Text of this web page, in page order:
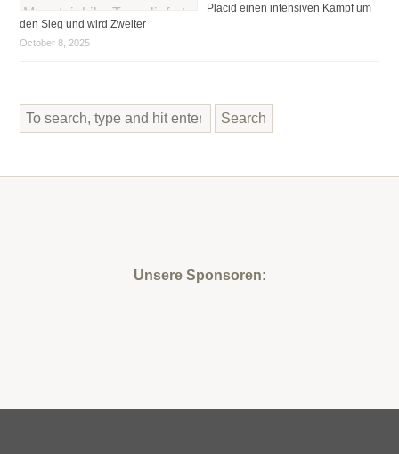
Placid einen intensiven Kampf um
den Sieg und wird Zweiter
October 8, 2025
Search
Unsere Sponsoren: